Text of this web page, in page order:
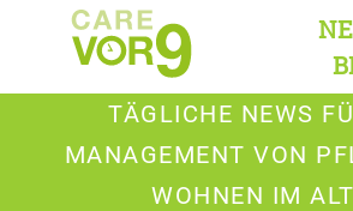
TÄGLICHE NEWS
MANAGEMENT VON
WOHNEN IM